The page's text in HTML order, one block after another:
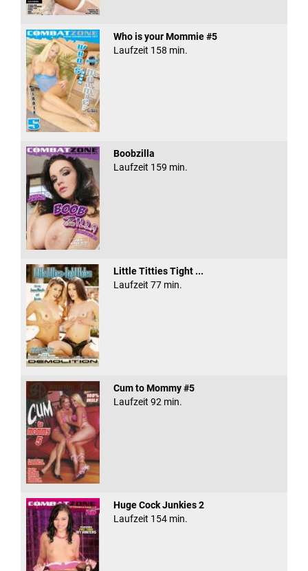
Who is your Mommie #5
Laufzeit 158 min.
Boobzilla
Laufzeit 159 min.
Little Titties Tight ...
Laufzeit 77 min.
Cum to Mommy #5
Laufzeit 92 min.
Huge Cock Junkies 2
Laufzeit 154 min.